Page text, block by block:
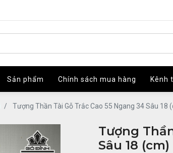
Sản phẩm Chính sách mua hàng Kênh
Sản phẩm Chính sách mua hàng Kênh
Tượng Thần Tài Gỗ Trắc Cao 55 Ngang 34 Sâu 18
Tượng
Sâu 18 (cm)